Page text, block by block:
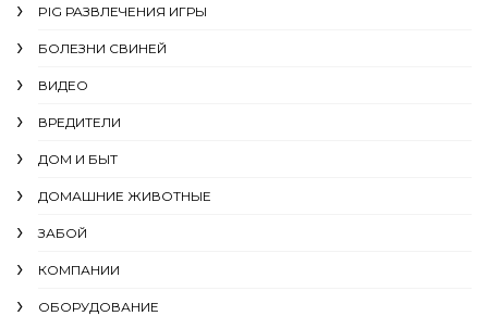
PIG РАЗВЛЕЧЕНИЯ ИГРЫ
БОЛЕЗНИ СВИНЕЙ
ВИДЕО
ВРЕДИТЕЛИ
ДОМ И БЫТ
ДОМАШНИЕ ЖИВОТНЫЕ
ЗАБОЙ
КОМПАНИИ
ОБОРУДОВАНИЕ